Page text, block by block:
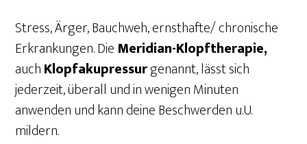
Stress, Ärger, Bauchweh, ernsthafte/ chronische
Erkrankungen. Die Meridian-Klopftherapie,
auchKlopfakupressurgenannt, lässt sich
jederzeit, überall und in wenigen Minuten
anwenden und kann deine Beschwerden u.U.
mildern.